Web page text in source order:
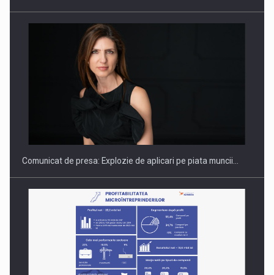
PUTTING ROMANIAN CORPORATE COMPANIES ON THE
INTERNATIONAL BUSINESS SCENE
Comunicat de presa: Explozie de aplicari pe piata muncii…